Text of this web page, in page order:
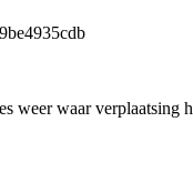
weer waar verplaatsing